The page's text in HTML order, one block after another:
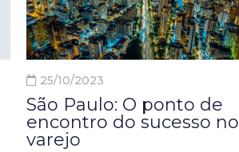
25/10/2023
São Paulo: O ponto de
encontro do sucesso no
varejo